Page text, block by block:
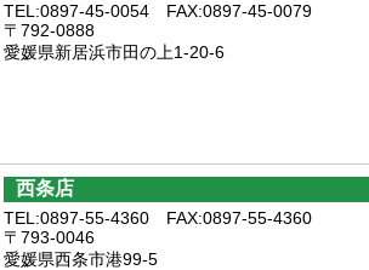
TEL:0897-45-0054 FAX:0897-45-0079
〒792-0888
愛媛県新居浜市田の上1-20-6
西条店
TEL:0897-55-4360 FAX:0897-55-4360
〒793-0046
愛媛県西条市港99-5